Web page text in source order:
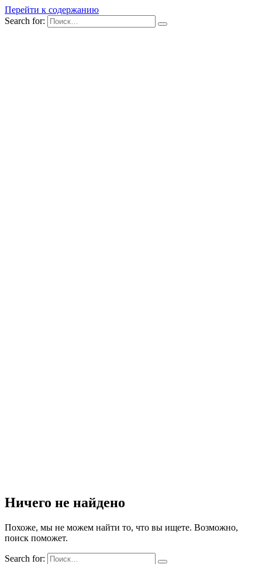
Перейти к содержанию
Search for:
Ничего не найдено
Похоже, мы не можем найти то, что вы ищете. Возможно,
поиск поможет.
Search for: